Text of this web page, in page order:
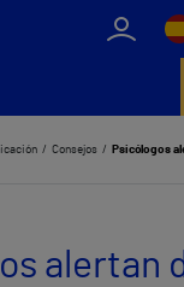
Consejos
alertan